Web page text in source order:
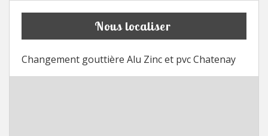
Nous localiser
Changement gouttière Alu Zinc et pvc Chatenay